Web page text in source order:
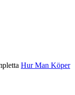
Hur Man Köper